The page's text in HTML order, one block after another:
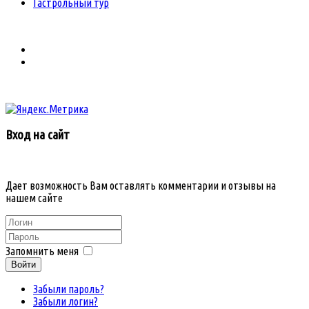
Вход на сайт
Дает возможность Вам оставлять комментарии и отзывы на
нашем сайте
Запомнить меня
Войти
Забыли пароль?
Забыли логин?